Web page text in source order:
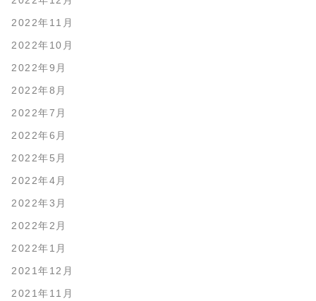
2022年11月
2022年10月
2022年9月
2022年8月
2022年7月
2022年6月
2022年5月
2022年4月
2022年3月
2022年2月
2022年1月
2021年12月
2021年11月